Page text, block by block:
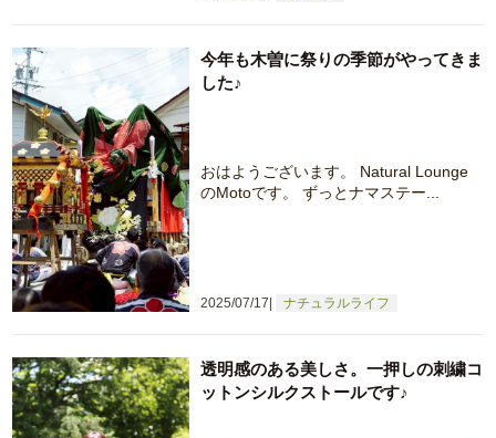
2025/07/17 ナチュラルライフ
今年も木曽に祭りの季節がやってきま
した♪
おはようございます。 Natural Lounge
のMotoです。 ずっとナマステー...
透明感のある美しさ。一押しの刺繍コ
ットンシルクストールです♪